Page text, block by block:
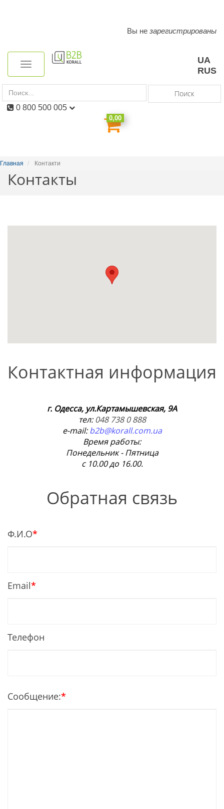
navigation
Toggle
UA
RUS
Поиск
0,00
Вы не зарегистрированы
0 800 500 005
Главная Контакти
Контакты
Контактная информация
г. Одесса, ул.Картамышевская, 9А
тел:048 738 0 888
e-mail:b2b@korall.com.ua
Время работы:
Понедельник - Пятница
с 10.00 до 16.00.
Обратная связь
Ф.И.О*
Email*
Телефон
Сообщение:*